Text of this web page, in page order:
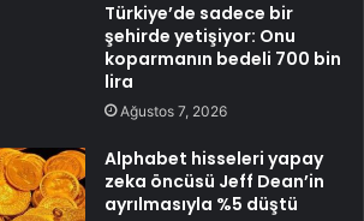
Türkiye’de sadece bir
şehirde yetişiyor: Onu
koparmanın bedeli 700 bin
lira
Ağustos 7, 2026
Alphabet hisseleri yapay
zeka öncüsü Jeff Dean’in
ayrılmasıyla %5 düştü